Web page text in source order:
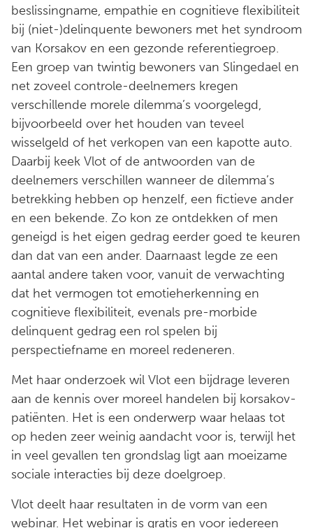
beslissingname, empathie en cognitieve flexibiliteit
bij (niet-)delinquente bewoners met het syndroom
van Korsakov en een gezonde referentiegroep.
Een groep van twintig bewoners van Slingedael en
net zoveel controle-deelnemers kregen
verschillende morele dilemma’s voorgelegd,
bijvoorbeeld over het houden van teveel
wisselgeld of het verkopen van een kapotte auto.
Daarbij keek Vlot of de antwoorden van de
deelnemers verschillen wanneer de dilemma’s
betrekking hebben op henzelf, een fictieve ander
en een bekende. Zo kon ze ontdekken of men
geneigd is het eigen gedrag eerder goed te keuren
dan dat van een ander. Daarnaast legde ze een
aantal andere taken voor, vanuit de verwachting
dat het vermogen tot emotieherkenning en
cognitieve flexibiliteit, evenals pre-morbide
delinquent gedrag een rol spelen bij
perspectiefname en moreel redeneren.
Met haar onderzoek wil Vlot een bijdrage leveren
aan de kennis over moreel handelen bij korsakov-
patiënten. Het is een onderwerp waar helaas tot
op heden zeer weinig aandacht voor is, terwijl het
in veel gevallen ten grondslag ligt aan moeizame
sociale interacties bij deze doelgroep.
Vlot deelt haar resultaten in de vorm van een
webinar. Het webinar is gratis en voor iedereen